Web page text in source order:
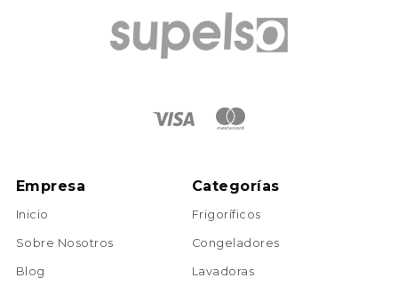
Empresa
Inicio
Sobre Nosotros
Blog
Categorías
Frigoríficos
Congeladores
Lavadoras